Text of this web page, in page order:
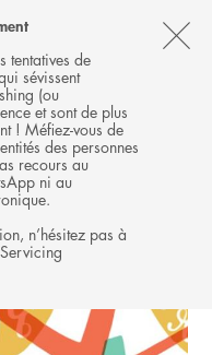
tentatives de
sévissent
(ou
et sont de plus
! Méfiez-vous de
des personnes
recours au
ni au
n’hésitez pas à
MENU